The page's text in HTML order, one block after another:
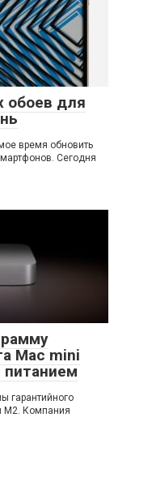
обоев для
время обновить
Сегодня
Mac mini
питанием
гарантийного
M2. Компания